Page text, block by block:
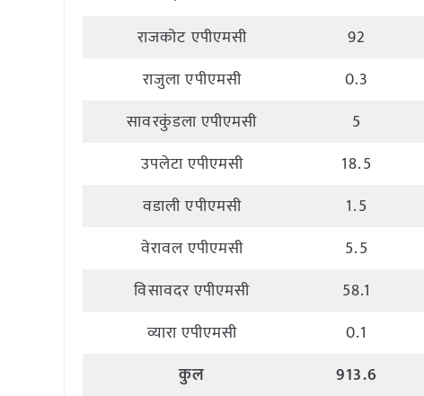
राजकोट एपीएमसी
92
राजुला एपीएमसी
0.3
सावरकुंडला एपीएमसी
5
उपलेटा एपीएमसी
18.5
वडाली एपीएमसी
1.5
वेरावल एपीएमसी
5.5
विसावदर एपीएमसी
58.1
व्यारा एपीएमसी
0.1
कुल
913.6